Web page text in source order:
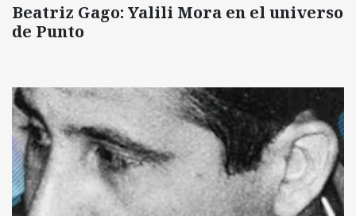
Beatriz Gago: Yalili Mora en el universo
de Punto